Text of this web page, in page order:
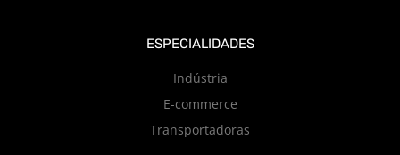
ESPECIALIDADES
Indústria
E-commerce
Transportadoras